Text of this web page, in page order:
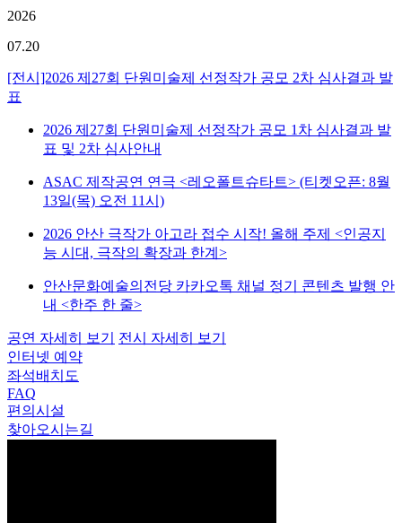
2026
07.20
[전시]2026 제27회 단원미술제 선정작가 공모 2차 심사결과 발
표
2026 제27회 단원미술제 선정작가 공모 1차 심사결과 발
표 및 2차 심사안내
ASAC 제작공연 연극 <레오폴트슈타트> (티켓오픈: 8월
13일(목) 오전 11시)
2026 안산 극작가 아고라 접수 시작! 올해 주제 <인공지
능 시대, 극작의 확장과 한계>
안산문화예술의전당 카카오톡 채널 정기 콘텐츠 발행 안
내 <한주 한 줄>
공연 자세히 보기 전시 자세히 보기
인터넷 예약
좌석배치도
FAQ
편의시설
찾아오시는길